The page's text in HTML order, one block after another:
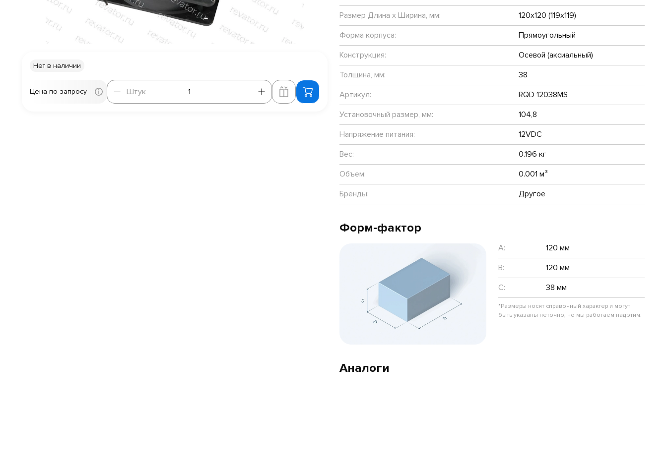
Нет в наличии
Цена по запросу
Штук
Штук
Размер Длина х Ширина, мм:
120х120 (119х119)
Форма корпуса:
Прямоугольный
Конструкция:
Осевой (аксиальный)
Толщина, мм:
38
Артикул:
RQD 12038MS
Установочный размер, мм:
104,8
Напряжение питания:
12VDC
Вес:
0.196 кг
Объем:
0.001 м³
Бренды:
Другое
Форм-фактор
A:
120 мм
B:
120 мм
C:
38 мм
*Размеры носят справочный характер и могут
быть указаны неточно, но мы работаем над этим.
Аналоги